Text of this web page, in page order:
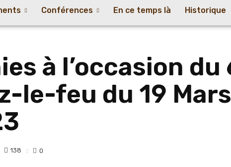
Conférences En ce temps là Historique
à l’occasion
le-feu du 19
138 0